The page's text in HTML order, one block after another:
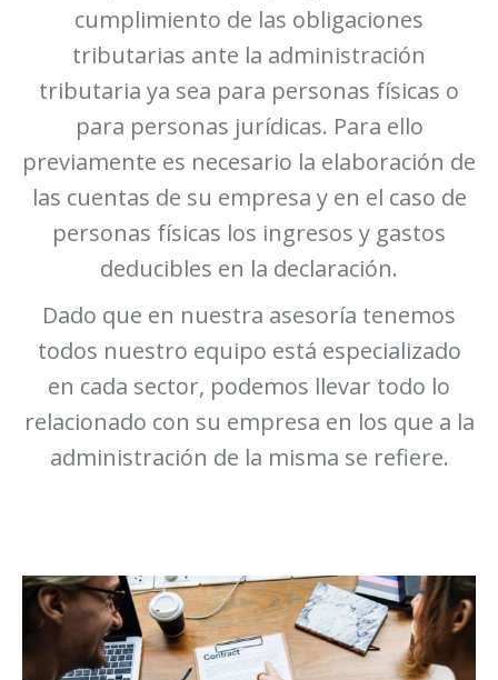
cumplimiento de las obligaciones
tributarias ante la administración
tributaria ya sea para personas físicas o
para personas jurídicas. Para ello
previamente es necesario la elaboración de
las cuentas de su empresa y en el caso de
personas físicas los ingresos y gastos
deducibles en la declaración.
Dado que en nuestra asesoría tenemos
todos nuestro equipo está especializado
en cada sector, podemos llevar todo lo
relacionado con su empresa en los que a la
administración de la misma se refiere.